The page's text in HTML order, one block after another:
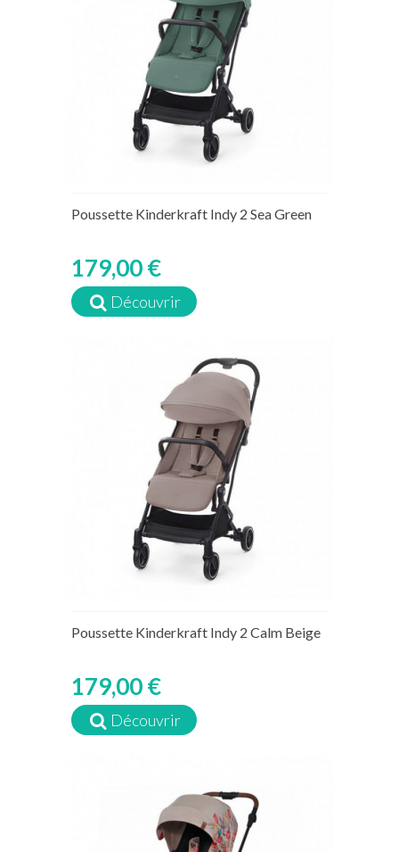
Poussette Kinderkraft Indy 2 Sea Green
179,00 €
Découvrir
Poussette Kinderkraft Indy 2 Calm Beige
179,00 €
Découvrir